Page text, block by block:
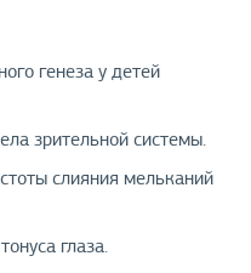
генеза у детей
зрительной системы.
слияния мельканий
глаза.